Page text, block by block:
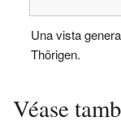
Una vista
Thörigen.
Véase